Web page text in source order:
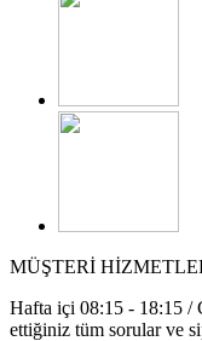
MÜŞTERİ
Hafta içi 08:15 - 18:15 /
ettiğiniz tüm sorular ve